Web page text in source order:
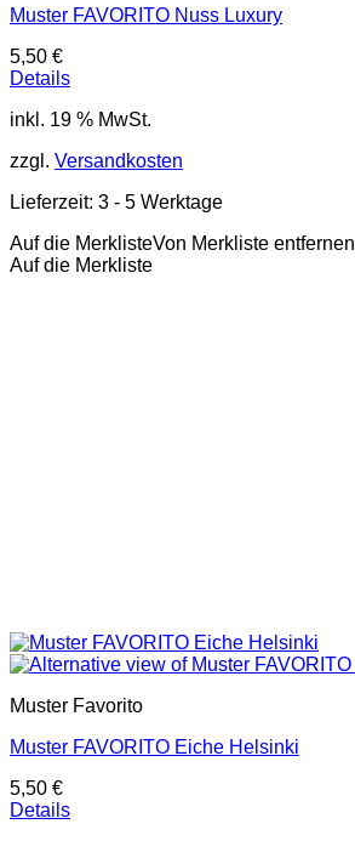
Muster FAVORITO Nuss Luxury
5,50 €
Details
inkl. 19 % MwSt.
zzgl. Versandkosten
Lieferzeit: 3 - 5 Werktage
Auf die MerklisteVon Merkliste entfernen
Auf die Merkliste
Muster Favorito
Muster FAVORITO Eiche Helsinki
5,50 €
Details